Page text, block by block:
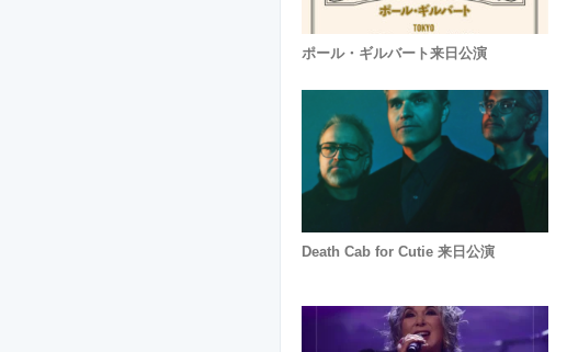
ポール・ギルバート来日公演
Death Cab for Cutie 来日公演